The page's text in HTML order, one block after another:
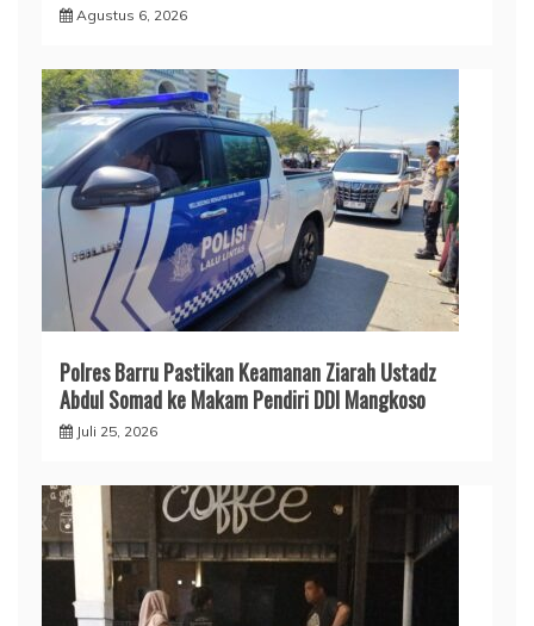
Agustus 6, 2026
​Polres Barru Pastikan Keamanan Ziarah Ustadz
Abdul Somad ke Makam Pendiri DDI Mangkoso
Juli 25, 2026